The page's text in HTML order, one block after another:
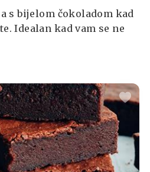
s bijelom čokoladom kad
Idealan kad vam se ne